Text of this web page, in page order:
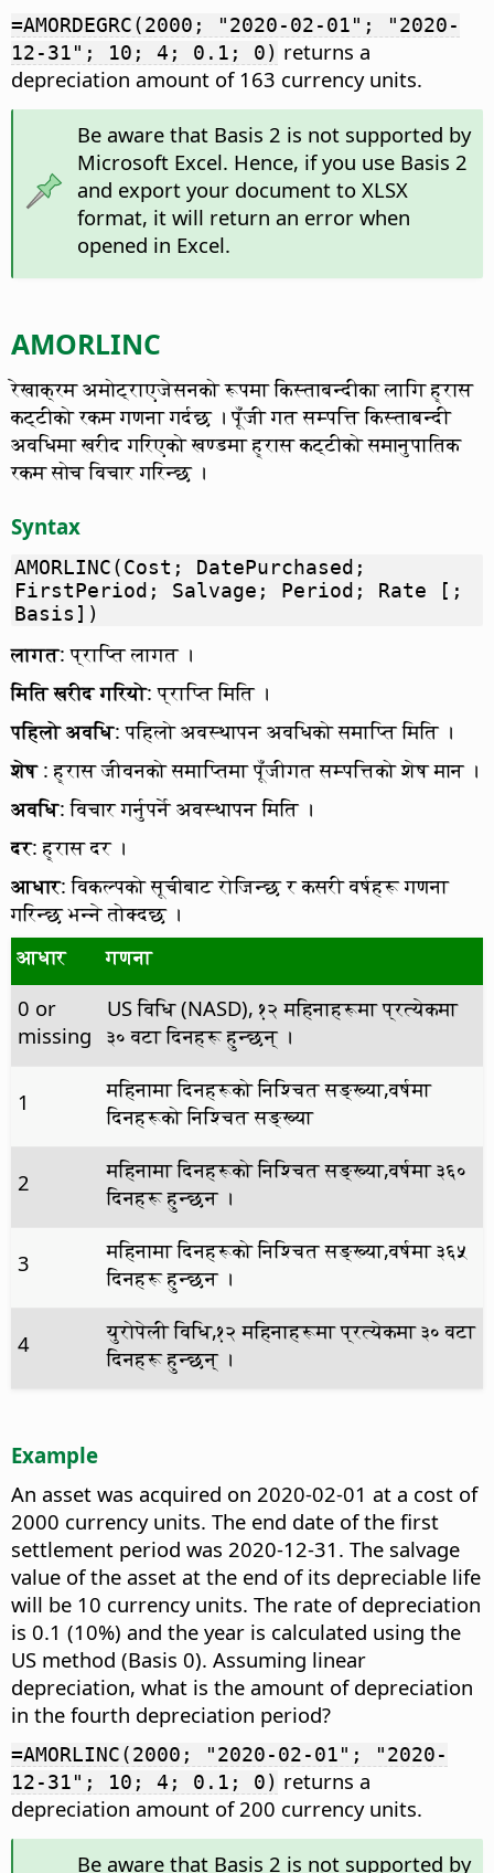
=AMORDEGRC(2000; "2020-02-01"; "2020-
12-31"; 10; 4; 0.1; 0) returns a
depreciation amount of 163 currency units.
Be aware that Basis 2 is not supported by
Microsoft Excel. Hence, if you use Basis 2
and export your document to XLSX
format, it will return an error when
opened in Excel.
AMORLINC
रेखाक्रम अमोट्राएजेसनको रूपमा किस्ताबन्दीका लागि ह्रास
कट्टीको रकम गणना गर्दछ । पूँजी गत सम्पत्ति किस्ताबन्दी
अवधिमा खरीद गरिएको खण्डमा ह्रास कट्टीको समानुपातिक
रकम सोच विचार गरिन्छ ।
Syntax
AMORLINC(Cost; DatePurchased;
FirstPeriod; Salvage; Period; Rate [;
Basis])
लागत: प्राप्ति लागत ।
मिति खरीद गरियो: प्राप्ति मिति ।
पहिलो अवधि: पहिलो अवस्थापन अवधिको समाप्ति मिति ।
शेष : ह्रास जीवनको समाप्तिमा पूँजीगत सम्पत्तिको शेष मान ।
अवधि: विचार गर्नुपर्ने अवस्थापन मिति ।
दर: ह्रास दर ।
आधार: विकल्पको सूचीबाट रोजिन्छ र कसरी वर्षहरू गणना
गरिन्छ भन्ने तोक्दछ ।
आधार
गणना
0 or
missing
US विधि (NASD), १२ महिनाहरूमा प्रत्येकमा
३० वटा दिनहरू हुन्छन् ।
1
महिनामा दिनहरूको निश्चित सङ्ख्या,वर्षमा
दिनहरूको निश्चित सङ्ख्या
2
महिनामा दिनहरूको निश्चित सङ्ख्या,वर्षमा ३६०
दिनहरू हुन्छन ।
3
महिनामा दिनहरूको निश्चित सङ्ख्या,वर्षमा ३६५
दिनहरू हुन्छन ।
4
युरोपेली विधि,१२ महिनाहरूमा प्रत्येकमा ३० वटा
दिनहरू हुन्छन् ।
Example
An asset was acquired on 2020-02-01 at a cost of
2000 currency units. The end date of the first
settlement period was 2020-12-31. The salvage
value of the asset at the end of its depreciable life
will be 10 currency units. The rate of depreciation
is 0.1 (10%) and the year is calculated using the
US method (Basis 0). Assuming linear
depreciation, what is the amount of depreciation
in the fourth depreciation period?
=AMORLINC(2000; "2020-02-01"; "2020-
12-31"; 10; 4; 0.1; 0) returns a
depreciation amount of 200 currency units.
Be aware that Basis 2 is not supported by